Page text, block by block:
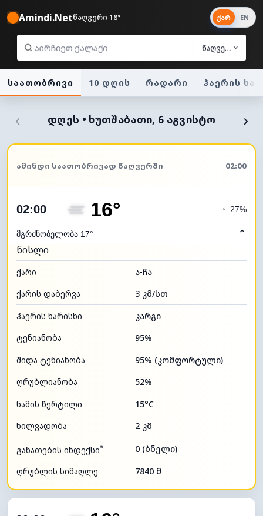
Amindi.Netწაღვერი 18°
წაღვერი
ქარ EN
საათობრივი 10 დღის რადარი ჰაერის
‹ ᲓᲦᲔᲡ • ᲮᲣᲗᲨᲐᲑᲐᲗᲘ, 6 ᲐᲒᲕᲘᲡᲢᲝ ›
ᲐᲛᲘᲜᲓᲘ ᲡᲐᲐᲗᲝᲑᲠᲘᲕᲐᲓ ᲬᲐᲦᲕᲔᲠᲨᲘ 02:00
02:00 16°
მგრძნობელობა 17°
◔ 27%
⌃
ნისლი
ქარი
ა-ჩა
ქარის დაბერვა
3 კმ/სთ
ჰაერის ხარისხი
კარგი
ტენიანობა
95%
შიდა ტენიანობა
95% (კომფორტული)
ღრუბლიანობა
52%
ნამის წერტილი
15°C
ხილვადობა
2 კმ
განათების ინდექსი* 0 (ბნელი)
ღრუბლის სიმაღლე 7840 მ